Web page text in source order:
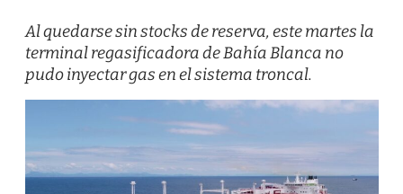
Al quedarse sin stocks de reserva, este martes la
terminal regasificadora de Bahía Blanca no
pudo inyectar gas en el sistema troncal.